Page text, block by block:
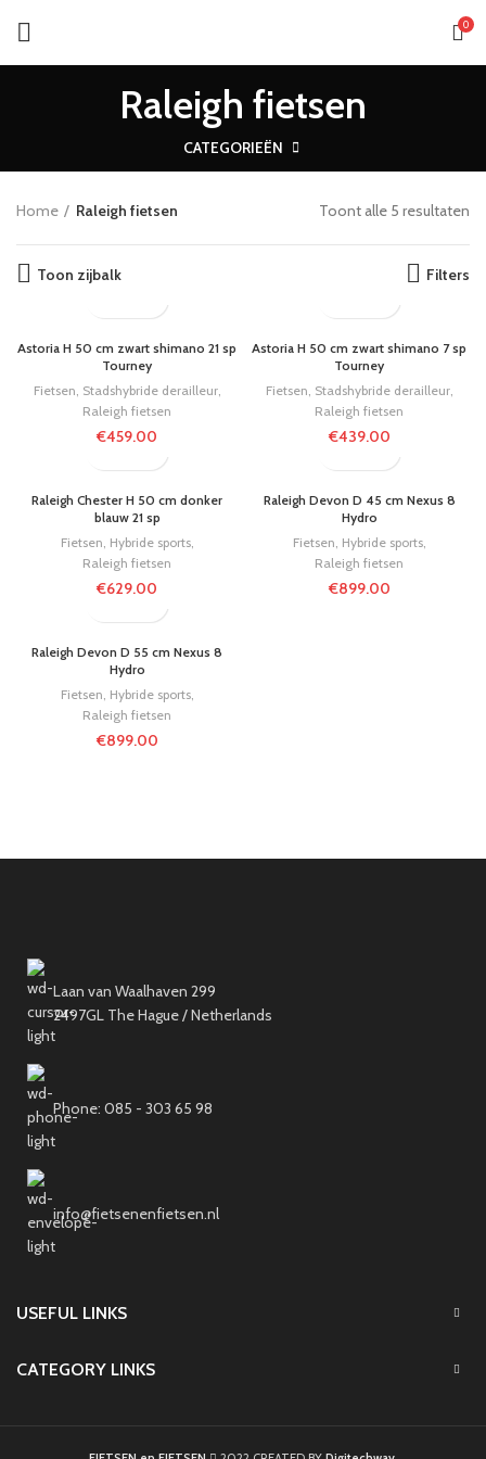
0
Raleigh fietsen
CATEGORIEËN
Home Raleigh fietsen Toont alle 5 resultaten
Toon zijbalk Filters
Astoria H 50 cm zwart shimano 21 sp
Tourney
Fietsen Stadshybride derailleur,
Raleigh fietsen
€459.00
Astoria H 50 cm zwart shimano 7 sp
Tourney
Fietsen Stadshybride derailleur,
Raleigh fietsen
€439.00
Raleigh Chester H 50 cm donker
blauw 21 sp
Fietsen Hybride sports,
Raleigh fietsen
€629.00
Raleigh Devon D 45 cm Nexus 8
Hydro
Fietsen Hybride sports,
Raleigh fietsen
€899.00
Raleigh Devon D 55 cm Nexus 8
Hydro
Fietsen Hybride sports,
Raleigh fietsen
€899.00
Laan van Waalhaven 299
2497GL The Hague / Netherlands
Phone: 085 - 303 65 98
info@fietsenenfietsen.nl
USEFUL LINKS
CATEGORY LINKS